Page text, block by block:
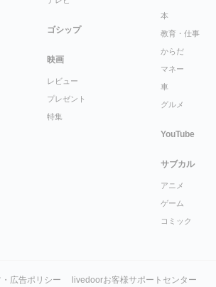
ゴシップ
映画
レビュー
プレゼント
特集
本
教育・仕事
からだ
マネー
車
グルメ
YouTube
サブカル
アニメ
ゲーム
コミック
広告ポリシー livedoorお客様サポートセンター